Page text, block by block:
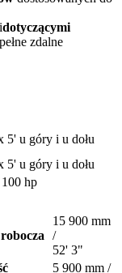
dotyczącymi
zdalne
5' u góry i u dołu
5' u góry i u dołu
hp
15 900 mm
/
52' 3"
5 900 mm /